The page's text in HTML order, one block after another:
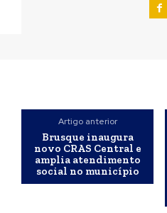
Artigo anterior
Brusque inaugura
novo CRAS Central e
amplia atendimento
social no município